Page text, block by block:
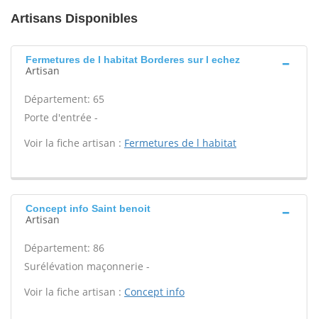
Artisans Disponibles
Fermetures de l habitat Borderes sur l echez
Artisan
Département: 65
Porte d'entrée -
Voir la fiche artisan : Fermetures de l habitat
Concept info Saint benoit
Artisan
Département: 86
Surélévation maçonnerie -
Voir la fiche artisan : Concept info